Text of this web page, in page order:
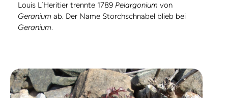
Louis L´Heritier trennte 1789 Pelargonium von
Geranium ab. Der Name Storchschnabel blieb bei
Geranium.